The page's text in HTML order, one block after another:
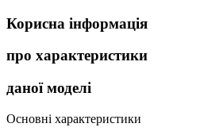
Корисна інформація
про характеристики
даної моделі
Основні характеристики